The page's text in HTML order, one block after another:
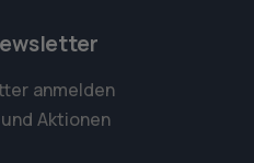
anmelden
Aktionen